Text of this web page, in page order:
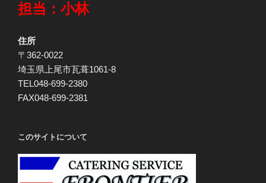
担当：小林
住所
〒362-0022
埼玉県上尾市瓦葺1061-8
TEL048-699-2380
FAX048-699-2381
このサイトについて